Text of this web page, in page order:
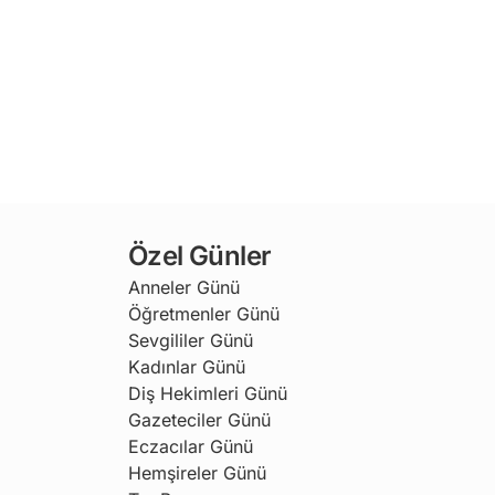
Özel Günler
Anneler Günü
Öğretmenler Günü
Sevgililer Günü
Kadınlar Günü
Diş Hekimleri Günü
Gazeteciler Günü
Eczacılar Günü
Hemşireler Günü